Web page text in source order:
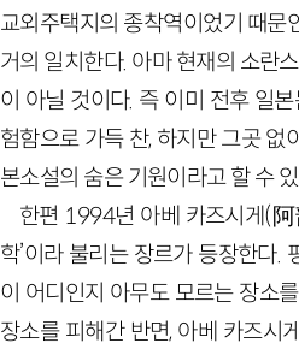
교외주택지의 종착역이었기 때문
거의 일치한다. 아마 현재의 소란
이 아닐 것이다. 즉 이미 전후 일
험함으로 가득 찬, 하지만 그곳
본소설의 숨은 기원이라고 할 수
한편 1994년 아베 카즈시게(阿
학’이라 불리는 장르가 등장한다
이 어디인지 아무도 모르는 장소
장소를 피해간 반면, 아베 카즈시